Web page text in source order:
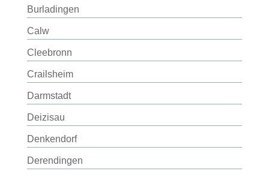
Burladingen
Calw
Cleebronn
Crailsheim
Darmstadt
Deizisau
Denkendorf
Derendingen